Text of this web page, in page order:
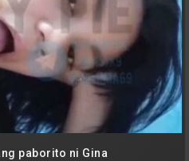
paborito ni Gina